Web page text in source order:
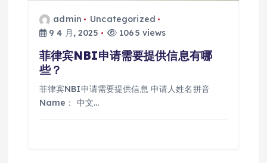
admin
Uncategorized
9 4 月, 2025
1065 views
菲律宾NBI申请需要提供信息有哪
些？
菲律宾NBI申请需要提供信息 申请人姓名拼音
Name： 中文…